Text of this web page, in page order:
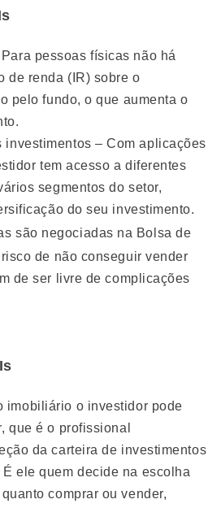
pessoas físicas não há
de renda (IR) sobre o
pelo fundo, o que aumenta o
investimentos – Com aplicações
tem acesso a diferentes
segmentos do setor,
do seu investimento.
são negociadas na Bolsa de
de não conseguir vender
de ser livre de complicações
imobiliário o investidor pode
que é o profissional
da carteira de investimentos
ele quem decide na escolha
comprar ou vender,